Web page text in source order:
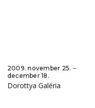
2009. november 25. ‒
december 18.
Dorottya Galéria